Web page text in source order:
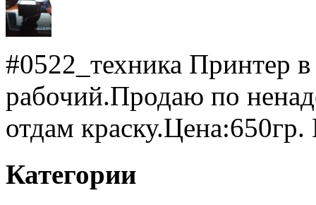
#0522_техника Принтер
рабочий.Продаю по
отдам краску.Цена:650гр.
Категории